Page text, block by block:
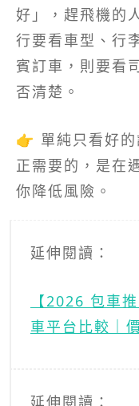
好」，趕飛機的
行要看車型、行
賓訂車，則要看
否清楚。
👉 單純只看好
正需要的，是在
你降低風險。
延伸閱讀：
【2026 包車
車平台比較｜